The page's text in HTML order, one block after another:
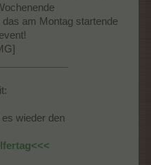
am Montag startende
wieder den